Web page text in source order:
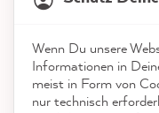
Kontakt
App herunterladen
Wenn Du unsere
Informationen in
meist in Form von
nur technisch